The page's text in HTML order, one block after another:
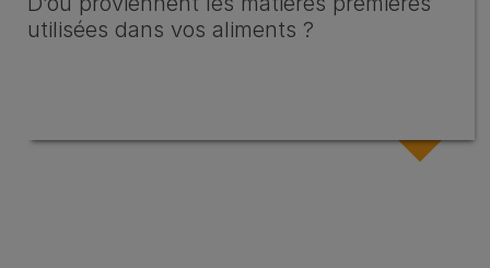
utilisées dans vos aliments ?